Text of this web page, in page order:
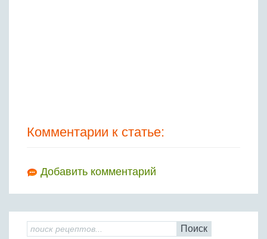
Комментарии к статье:
Добавить комментарий
Поиск